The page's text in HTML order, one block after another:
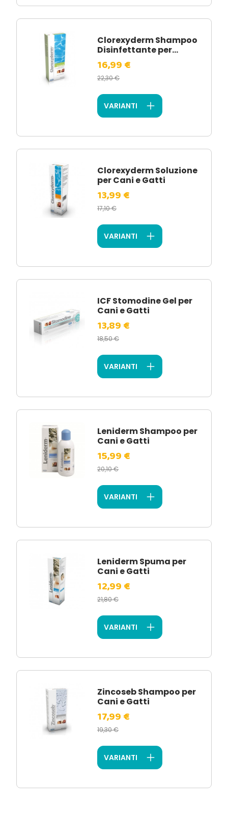
Clorexyderm Shampoo
Disinfettante per...
16,99 €
22,30 €
VARIANTI
Clorexyderm Soluzione
per Cani e Gatti
13,99 €
17,10 €
VARIANTI
ICF Stomodine Gel per
Cani e Gatti
13,89 €
18,50 €
VARIANTI
Leniderm Shampoo per
Cani e Gatti
15,99 €
20,10 €
VARIANTI
Leniderm Spuma per
Cani e Gatti
12,99 €
21,80 €
VARIANTI
Zincoseb Shampoo per
Cani e Gatti
17,99 €
19,30 €
VARIANTI